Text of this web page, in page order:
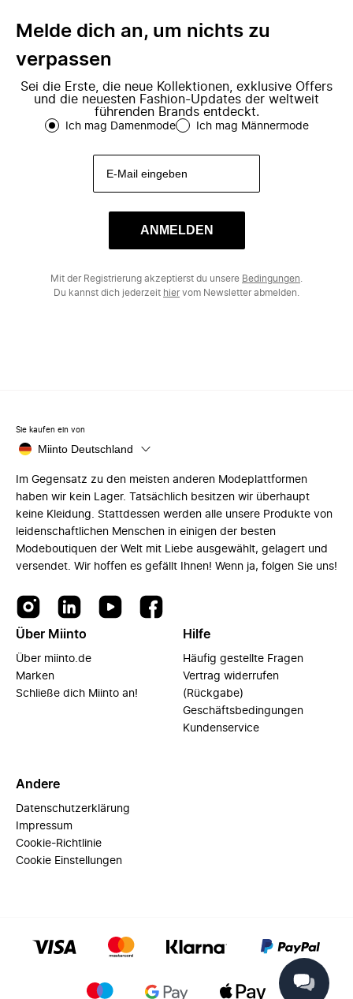
Melde dich an, um nichts zu
verpassen
Sei die Erste, die neue Kollektionen, exklusive Offers
und die neuesten Fashion-Updates der weltweit
führenden Brands entdeckt.
Ich mag Damenmode Ich mag Männermode
ANMELDEN
Mit der Registrierung akzeptierst du unsere Bedingungen
Du kannst dich jederzeit hiervom Newsletter abmelden.
Sie kaufen ein von
Miinto Deutschland
Im Gegensatz zu den meisten anderen Modeplattformen
haben wir kein Lager. Tatsächlich besitzen wir überhaupt
keine Kleidung. Stattdessen werden alle unsere Produkte von
leidenschaftlichen Menschen in einigen der besten
Modeboutiquen der Welt mit Liebe ausgewählt, gelagert und
versendet. Wir hoffen es gefällt Ihnen! Wenn ja, folgen Sie uns!
Über Miinto
Über miinto.de
Marken
Schließe dich Miinto an!
Hilfe
Häufig gestellte Fragen
Vertrag widerrufen
(Rückgabe)
Geschäftsbedingungen
Kundenservice
Andere
Datenschutzerklärung
Impressum
Cookie-Richtlinie
Cookie Einstellungen